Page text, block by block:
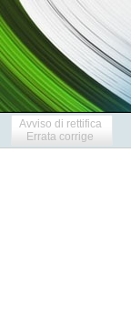
Avviso di rettifica
Errata corrige